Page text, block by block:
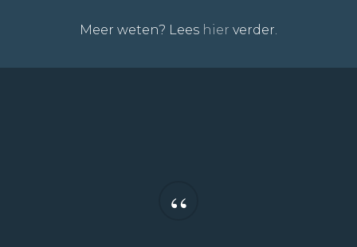
Meer weten? Lees hier verder.
“